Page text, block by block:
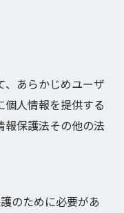
、あらかじめユーザ
人情報を提供する
報保護法その他の法
のために必要があ